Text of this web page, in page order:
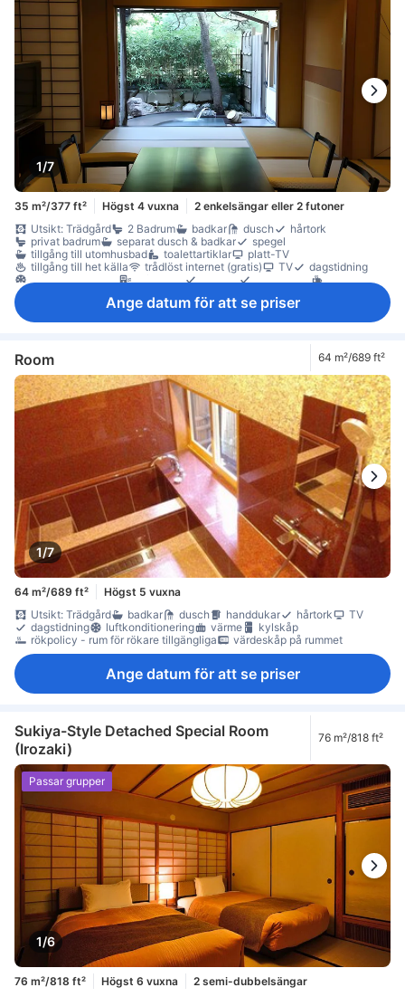
1/7
35 m²/377 ft² Högst 4 vuxna
2 enkelsängar eller 2 futoner
Utsikt: Trädgård
2 Badrum badkar dusch
hårtork
privat badrum
separat dusch & badkar
spegel
tillgång till utomhusbad
toalettartiklar
platt-TV
tillgång till het källa
trådlöst internet (gratis) TV
dagstidning
luftkonditionering
luftrenare paraply sängkläder
gratis te
rökpolicy - rum för rökare tillgängliga
värdeskåp på rummet
Ange datum för att se priser
Room 64 m²/689 ft²
1/7
64 m²/689 ft²
Högst 5 vuxna
Utsikt: Trädgård
badkar dusch handdukar hårtork
TV
dagstidning
luftkonditionering värme
kylskåp
rökpolicy - rum för rökare tillgängliga
värdeskåp på rummet
Ange datum för att se priser
Sukiya-Style Detached Special Room
(Irozaki)
76 m²/818 ft²
1/6
Passar grupper
76 m²/818 ft² Högst 6 vuxna 2 semi-dubbelsängar